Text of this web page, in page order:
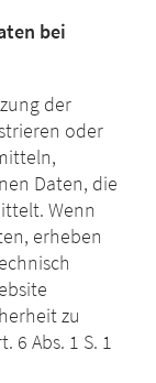
bei
der
oder
Daten, die
Wenn
erheben
zu
6 Abs. 1 S. 1